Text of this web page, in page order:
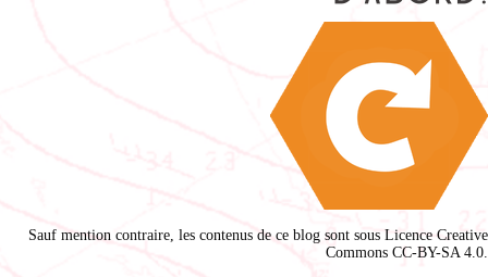
Sauf mention contraire, les contenus de ce blog sont sous Licence Creative
Commons CC-BY-SA 4.0